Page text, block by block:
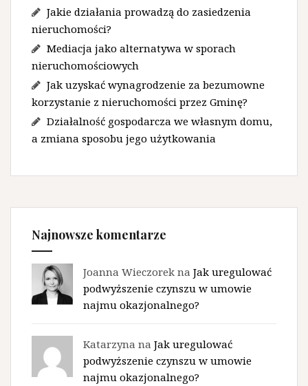
Jakie działania prowadzą do zasiedzenia
nieruchomości?
Mediacja jako alternatywa w sporach
nieruchomościowych
Jak uzyskać wynagrodzenie za bezumowne
korzystanie z nieruchomości przez Gminę?
Działalność gospodarcza we własnym domu,
a zmiana sposobu jego użytkowania
Najnowsze komentarze
Joanna Wieczorek na Jak uregulować
podwyższenie czynszu w umowie
najmu okazjonalnego?
Katarzyna na Jak uregulować
podwyższenie czynszu w umowie
najmu okazjonalnego?